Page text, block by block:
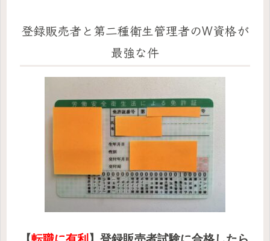
登録販売者と第二種衛生管理者のW資格が
最強な件